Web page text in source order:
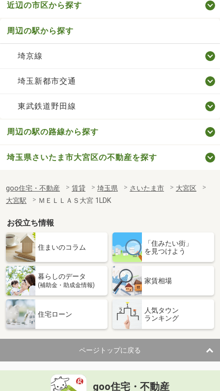
近辺の市区から探す
周辺の駅から探す
埼京線
埼玉新都市交通
東武鉄道野田線
周辺の駅の路線から探す
埼玉県さいたま市大宮区の不動産を探す
goo住宅・不動産 賃貸 埼玉県 さいたま市
大宮区
大宮駅
ＭＥＬＬＡＳ大宮 1LDK
お役立ち情報
住まいのコラム
「住みたい街」
を見つけよう
暮らしのデータ
(補助金・助成金情報)
家賃相場
住宅ローン
人気タウン
ランキング
ページトップに戻る
goo住宅・不動産